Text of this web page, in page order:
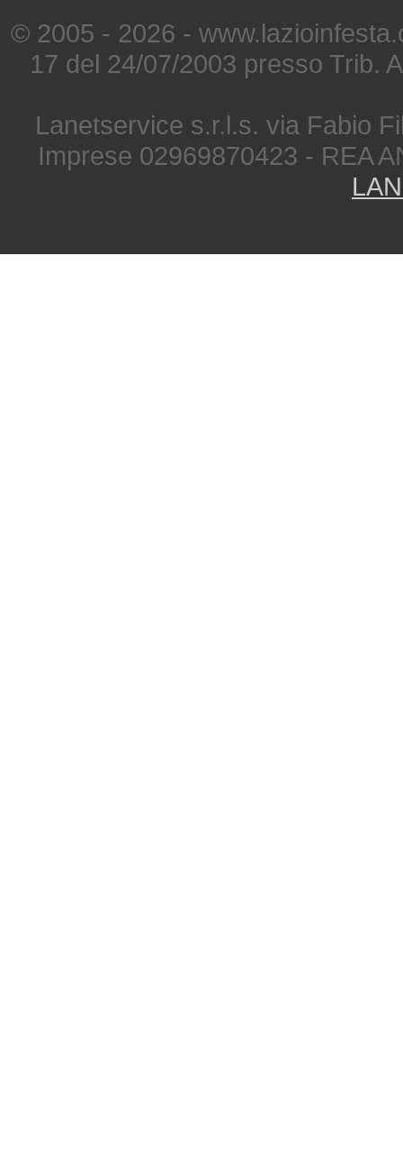
© 2005 - 2026 -
17 del 24/07/2003 presso Trib.
Lanetservice s.r.l.s. via Fabio
Imprese 02969870423 - REA